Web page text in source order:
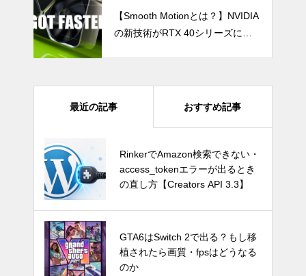
【Smooth Motionとは？】NVIDIA
の新技術がRTX 40シリーズにも
最近の記事 おすすめ記事
RinkerでAmazon検索できない・
access_tokenエラーが出るとき
の直し方【Creators API 3.3】
GTA6はSwitch 2で出る？もし移
植されたら画質・fpsはどうなる
のか
GTA6はSwitch 2で出る？もし移
植されたら画質・fpsはどうなる
のか
Switch Pro？新型Nintendo Switc
hは2024年後半に発売か。アナリ
ストが予測